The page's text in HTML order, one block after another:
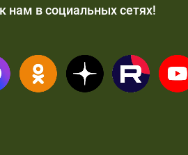
нам в социальных сетях!